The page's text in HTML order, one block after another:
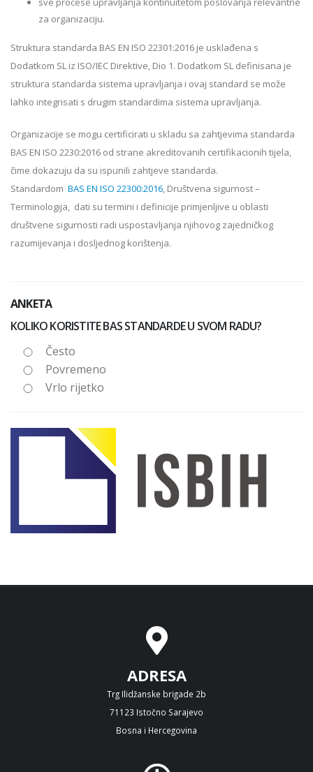
za organizaciju.
Struktura standarda BAS EN ISO 22301:2016 je usklađena s
Dodatkom SL iz ISO/IEC Direktive, Dio 1. Dodatkom SL definisana je
struktura standarda sistema upravljanja i ovaj standard se može
lahko integrisati s drugim standardima sistema upravljanja.
Organizacije se mogu certificirati u skladu sa zahtjevima standarda
BAS EN ISO 2230:2016 od strane akreditovanih certifikacionih tijela,
čime dokazuju da su ispunili zahtjeve standarda.
Standardom BAS EN ISO 22300:2016, Društvena sigurnost –
Terminologija, dati su termini i definicije primjenljive u oblasti
društvene sigurnosti radi uspostavljanja njihovog zajedničkog
razumijevanja i dosljednog korištenja.
ANKETA
KOLIKO KORISTITE BAS STANDARDE U SVOM RADU?
Često
Povremeno
Vrlo rijetko
ADRESA
Trg Ilidžanske brigade 2b
71123 Istočno Sarajevo
Bosna i Hercegovina